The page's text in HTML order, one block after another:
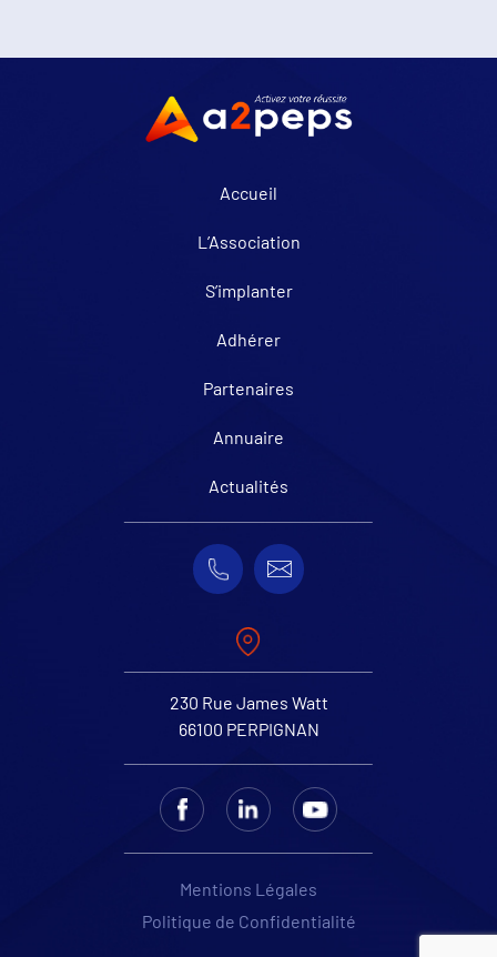
Accueil
L’Association
S’implanter
Adhérer
Partenaires
Annuaire
Actualités
230 Rue James Watt
66100 PERPIGNAN
Mentions Légales
Politique de Confidentialité